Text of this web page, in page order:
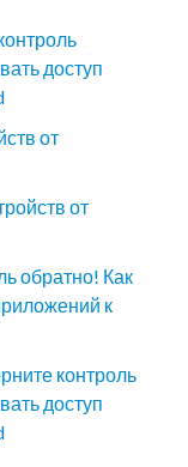
доступ
от
от
обратно! Как
к
контроль
доступ